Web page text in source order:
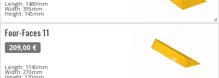
Length: 1480mm
Width: 395mm
Height: 145mm
Four-Faces 11
209,00 €
Length: 1140mm
Width: 270mm